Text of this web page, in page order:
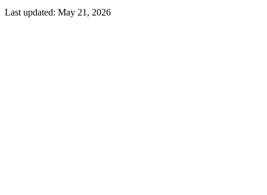
Last updated: May 21, 2026